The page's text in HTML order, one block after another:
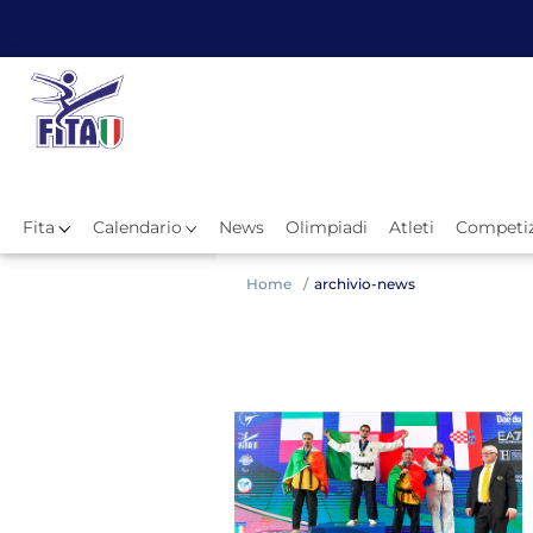
News
Fita Calendario News Olimpiadi Atleti
Home archivio-news